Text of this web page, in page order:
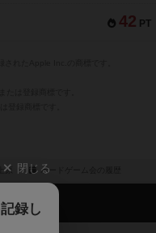
42 PT
原 ボードゲーム会の履歴
閉じる
録し